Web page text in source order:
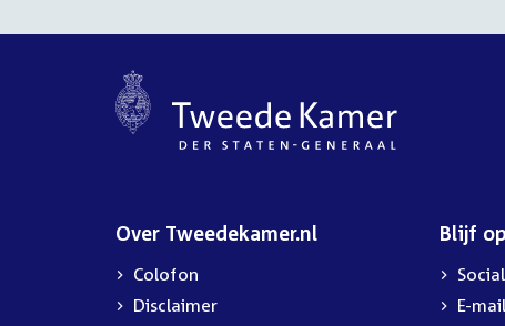
uur
Over Tweedekamer.nl
Colofon
Disclaimer
Blijf
E-